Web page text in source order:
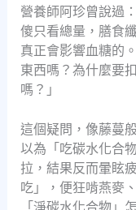
營養師阿珍曾說過
傻只看總量，膳食
真正會影響血糖的
東西嗎？為什麼要
嗎？」
這個疑問，像藤蔓
以為「吃碳水化合
拉，結果反而暈眩
吃」，便狂啃燕麥